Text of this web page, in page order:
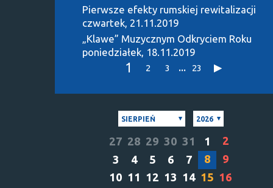
Pierwsze efekty rumskiej rewitalizacji
czwartek, 21.11.2019
„Klawe” Muzycznym Odkryciem Roku
poniedziałek, 18.11.2019
1 2 3 ... 23
SIERPIEŃ 2026
27 28 29 30 31 1
2
3
4 5 6 7 8
9
10 11 12 13 14 15 16